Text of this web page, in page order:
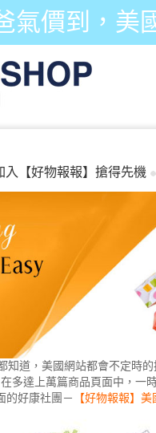
氣價到，美
入【好物報報】搶得先機
知道，美國網站都會不定時
多達上萬篇商品頁面中，一
的好康社團－
【好物報報】